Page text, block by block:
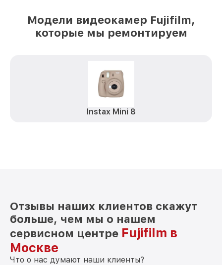
Модели видеокамер Fujifilm,
которые мы ремонтируем
Instax Mini 8
Отзывы наших клиентов скажут
больше, чем мы о нашем
сервисном центре Fujifilm в
Москве
Что о нас думают наши клиенты?